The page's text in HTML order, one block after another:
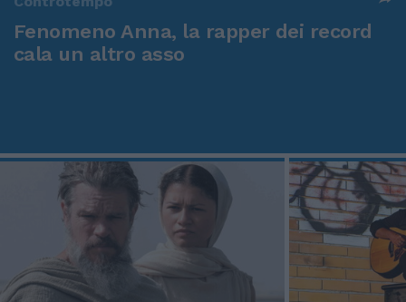
Fenomeno Anna, la rapper dei record
cala un altro asso